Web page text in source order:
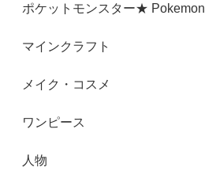
ポケットモンスター★ Pokemon
マインクラフト
メイク・コスメ
ワンピース
人物